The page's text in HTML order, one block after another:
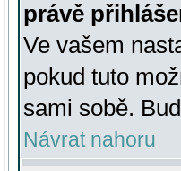
právě
Ve vašem
pokud tuto
sami sobě.
Návrat nahoru